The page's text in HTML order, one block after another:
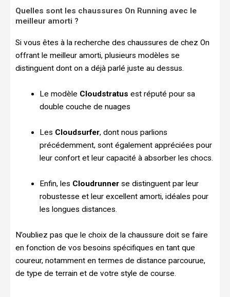
Quelles sont les chaussures On Running avec le
meilleur amorti ?
Si vous êtes à la recherche des chaussures de chez On
offrant le meilleur amorti, plusieurs modèles se
distinguent dont on a déjà parlé juste au dessus.
Le modèle Cloudstratus est réputé pour sa
double couche de nuages
Les Cloudsurfer, dont nous parlions
précédemment, sont également appréciées pour
leur confort et leur capacité à absorber les chocs.
Enfin, les Cloudrunnerse distinguent par leur
robustesse et leur excellent amorti, idéales pour
les longues distances.
N’oubliez pas que le choix de la chaussure doit se faire
en fonction de vos besoins spécifiques en tant que
coureur, notamment en termes de distance parcourue,
de type de terrain et de votre style de course.